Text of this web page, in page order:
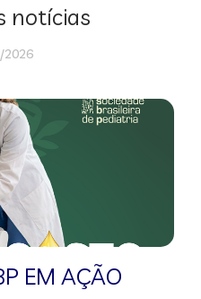
notícias
2026
EM AÇÃO